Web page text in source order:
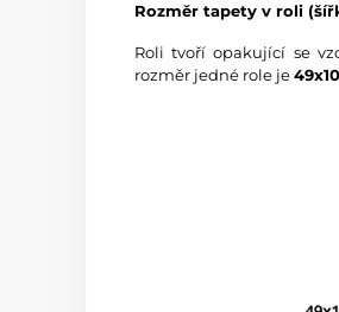
Rozměr tapety v roli
Roli tvoří opakující se
rozměr jedné role je